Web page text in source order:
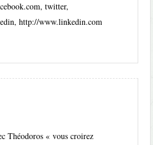
twitter,
http://www.linkedin.com
Théodoros « vous croirez